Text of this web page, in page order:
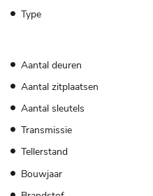
Type
Aantal deuren
Aantal zitplaatsen
Aantal sleutels
Transmissie
Tellerstand
Bouwjaar